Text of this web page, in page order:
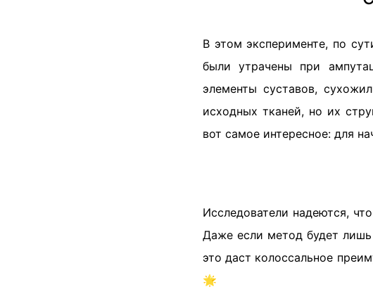
В этом эксперименте, по
были утрачены при
элементы суставов,
исходных тканей, но их
вот самое интересное: для
Исследователи надеются,
Даже если метод будет
это даст колоссальное
🌟